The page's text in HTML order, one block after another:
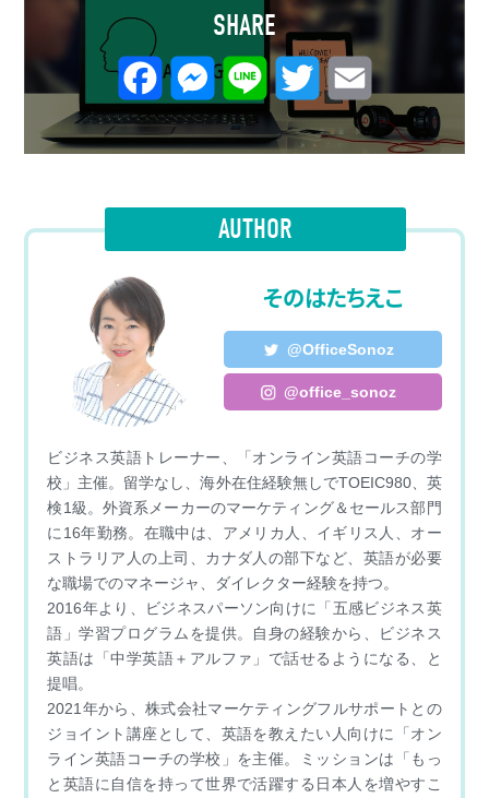
SHARE
F
a
e
b
k
M
e
s
e
L
e
T
w
t
t
e
E
m
i
l
AUTHOR
そのはたちえこ
@OfficeSonoz
@office_sonoz
ビジネス英語トレーナー、「オンライン英語コーチの学
校」主催。留学なし、海外在住経験無しでTOEIC980、英
検1級。外資系メーカーのマーケティング＆セールス部門
に16年勤務。在職中は、アメリカ人、イギリス人、オー
ストラリア人の上司、カナダ人の部下など、英語が必要
な職場でのマネージャ、ダイレクター経験を持つ。
2016年より、ビジネスパーソン向けに「五感ビジネス英
語」学習プログラムを提供。自身の経験から、ビジネス
英語は「中学英語＋アルファ」で話せるようになる、と
提唱。
2021年から、株式会社マーケティングフルサポートとの
ジョイント講座として、英語を教えたい人向けに「オン
ライン英語コーチの学校」を主催。ミッションは「もっ
と英語に自信を持って世界で活躍する日本人を増やすこ